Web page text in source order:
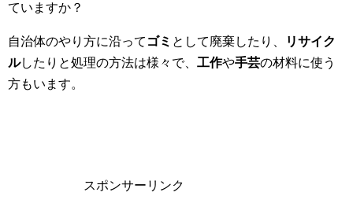
ていますか？
自治体のやり方に沿って ゴミ として廃棄したり、
リサイク
ルしたりと処理の方法は様々で、 工作や手芸の材料に使う
方もいます。
スポンサーリンク